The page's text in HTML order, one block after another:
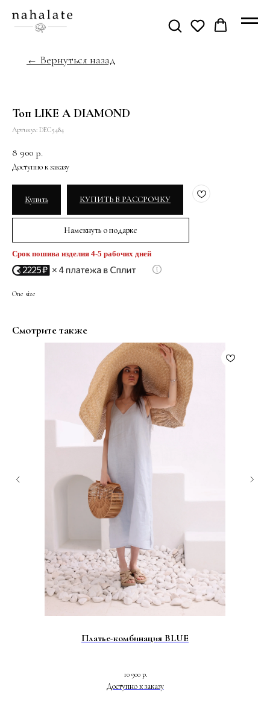
← Вернуться назад
Топ LIKE A DIAMOND
Артикул: DEC5484
8 900 р.
Купить КУПИТЬ В РАССРОЧКУ
Намекнуть о подарке
Срок пошива изделия 4-5 рабочих дней
One size
Смотрите также
Платье-комбинация BLUE
10 900 р.